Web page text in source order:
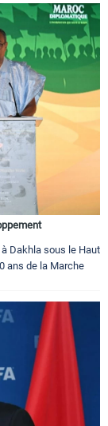
Dakhla sous le Haut
ans de la Marche